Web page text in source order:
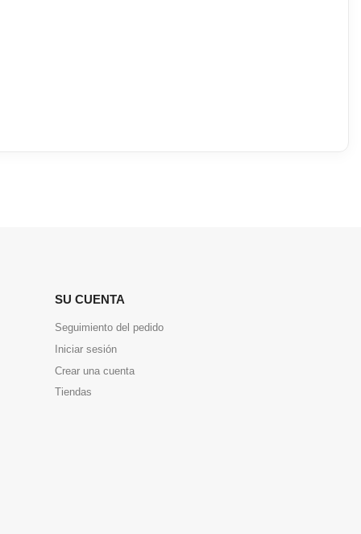
SU CUENTA
Seguimiento del pedido
Iniciar sesión
Crear una cuenta
Tiendas